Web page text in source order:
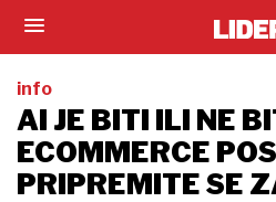
info
AI JE BITI ILI NE
ECOMMERCE
PRIPREMITE SE